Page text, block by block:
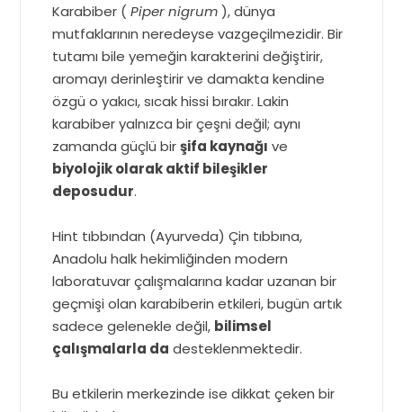
Karabiber (Piper nigrum), dünya
mutfaklarının neredeyse vazgeçilmezidir. Bir
tutamı bile yemeğin karakterini değiştirir,
aromayı derinleştirir ve damakta kendine
özgü o yakıcı, sıcak hissi bırakır. Lakin
karabiber yalnızca bir çeşni değil; aynı
zamanda güçlü birşifa kaynağı ve
biyolojik olarak aktif bileşikler
deposudur.
Hint tıbbından (Ayurveda) Çin tıbbına,
Anadolu halk hekimliğinden modern
laboratuvar çalışmalarına kadar uzanan bir
geçmişi olan karabiberin etkileri, bugün artık
sadece gelenekle değil, bilimsel
çalışmalarla da desteklenmektedir.
Bu etkilerin merkezinde ise dikkat çeken bir